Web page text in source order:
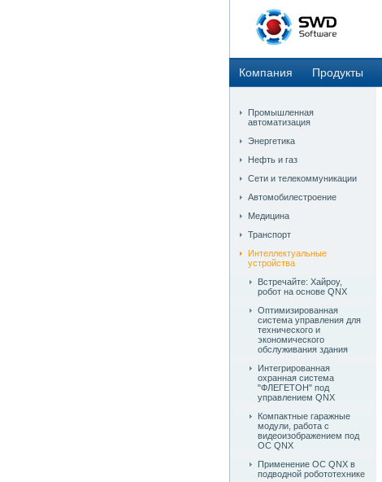
Компания Продукты
Промышленная
автоматизация
Энергетика
Нефть и газ
Сети и телекоммуникации
Автомобилестроение
Медицина
Транспорт
Интеллектуальные
устройства
Встречайте: Хайроу,
робот на основе QNX
Оптимизированная
система управления для
технического и
экономического
обслуживания здания
Интегрированная
охранная система
"ФЛЕГЕТОН" под
управлением QNX
Компактные гаражные
модули, работа с
видеоизображением под
ОС QNX
Применение ОС QNX в
подводной робототехнике